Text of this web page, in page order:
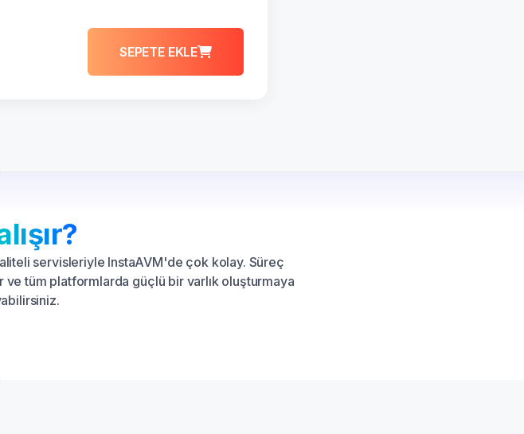
SEPETE EKLE
servisleriyle InstaAVM'de çok kolay. Süreç
ve tüm platformlarda güçlü bir varlık oluşturmaya